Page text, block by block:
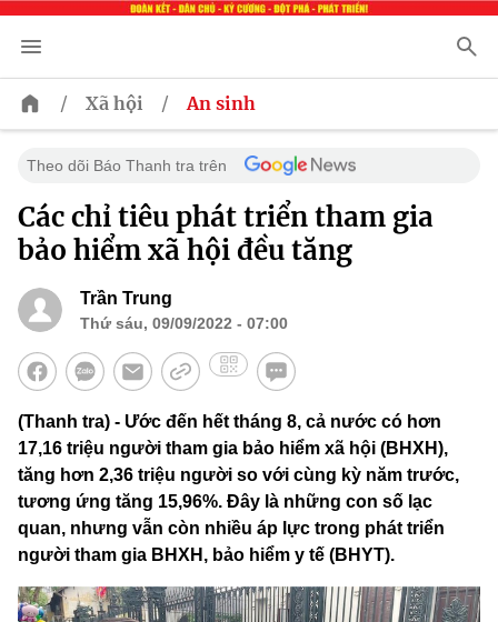
/ Xã hội / An sinh
Theo dõi Báo Thanh tra trên
Các chỉ tiêu phát triển tham gia
bảo hiểm xã hội đều tăng
Trần Trung
Thứ sáu, 09/09/2022 - 07:00
(Thanh tra) - Ước đến hết tháng 8, cả nước có hơn
17,16 triệu người tham gia bảo hiểm xã hội (BHXH),
tăng hơn 2,36 triệu người so với cùng kỳ năm trước,
tương ứng tăng 15,96%. Đây là những con số lạc
quan, nhưng vẫn còn nhiều áp lực trong phát triển
người tham gia BHXH, bảo hiểm y tế (BHYT).